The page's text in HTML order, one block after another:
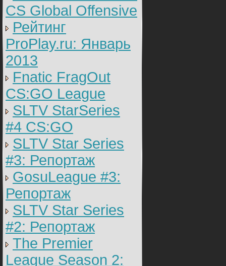
CS Global Offensive
Рейтинг
ProPlay.ru: Январь
2013
Fnatic FragOut
CS:GO League
SLTV StarSeries
#4 CS:GO
SLTV Star Series
#3: Репортаж
GosuLeague #3:
Репортаж
SLTV Star Series
#2: Репортаж
The Premier
League Season 2: